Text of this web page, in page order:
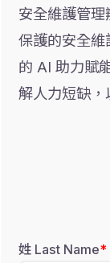
安全維護管
保護的安全
的 AI 助力賦
解人力短缺，
姓 Last Name